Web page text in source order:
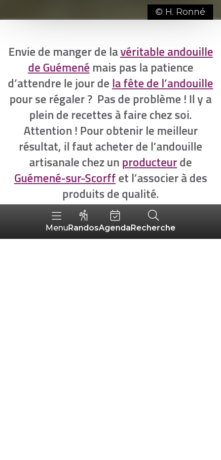
MenuRandosAgendaRecherche
© H. Ronné
Envie de manger de lavéritable andouille
de Guémené mais pas la patience
d’attendre le jour de la fête de l’andouille
pour se régaler ? Pas de problème ! Il y a
plein de recettes à faire chez soi.
Attention ! Pour obtenir le meilleur
résultat, il faut acheter de l’andouille
artisanale chez un producteurde
Guémené-sur-Scorffet l’associer à des
produits de qualité.